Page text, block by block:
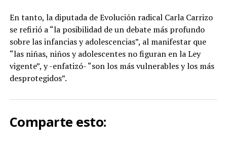
En tanto, la diputada de Evolución radical Carla Carrizo
se refirió a “la posibilidad de un debate más profundo
sobre las infancias y adolescencias”, al manifestar que
“las niñas, niños y adolescentes no figuran en la Ley
vigente”, y -enfatizó- “son los más vulnerables y los más
desprotegidos”.
Comparte esto: